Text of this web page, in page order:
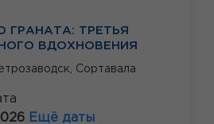
ГРАНАТА: ТРЕТЬЯ
ВДОХНОВЕНИЯ
Сортавала
Ещё даты